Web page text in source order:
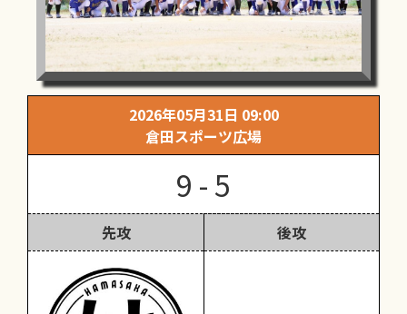
2026年05月31日 09:00
倉田スポーツ広場
9 - 5
先攻 後攻